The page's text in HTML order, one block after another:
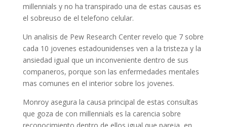
millennials y no ha transpirado una de estas causas es
el sobreuso de el telefono celular.
Un analisis de Pew Research Center revelo que 7 sobre
cada 10 jovenes estadounidenses ven a la tristeza y la
ansiedad igual que un inconveniente dentro de sus
companeros, porque son las enfermedades mentales
mas comunes en el interior sobre los jovenes.
Monroy asegura la causa principal de estas consultas
que goza de con millennials es la carencia sobre